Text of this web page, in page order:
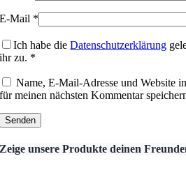
E-Mail *
Ich habe dieDatenschutzerklärung
ihr zu. *
Name, E-Mail-Adresse und Website
für meinen nächsten Kommentar
Zeige unsere Produkte deinen